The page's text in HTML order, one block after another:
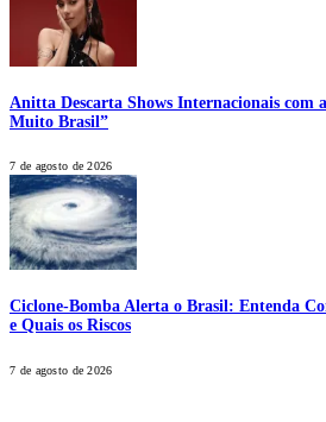
Anitta Descarta Shows Internacionais com
Muito Brasil”
7 de agosto de 2026
Ciclone-Bomba Alerta o Brasil: Entenda
e Quais os Riscos
7 de agosto de 2026